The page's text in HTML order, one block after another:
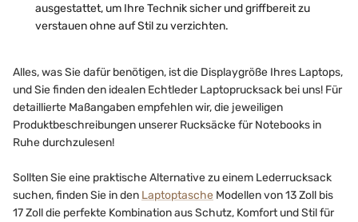
ausgestattet, um Ihre Technik sicher und griffbereit zu
verstauen ohne auf Stil zu verzichten.
Alles, was Sie dafür benötigen, ist die Displaygröße Ihres Laptops,
und Sie finden den idealen Echtleder Laptoprucksack bei uns! Für
detaillierte Maßangaben empfehlen wir, die jeweiligen
Produktbeschreibungen unserer Rucksäcke für Notebooks in
Ruhe durchzulesen!
Sollten Sie eine praktische Alternative zu einem Lederrucksack
suchen, finden Sie in den Laptoptasche Modellen von 13 Zoll bis
17 Zoll die perfekte Kombination aus Schutz, Komfort und Stil für